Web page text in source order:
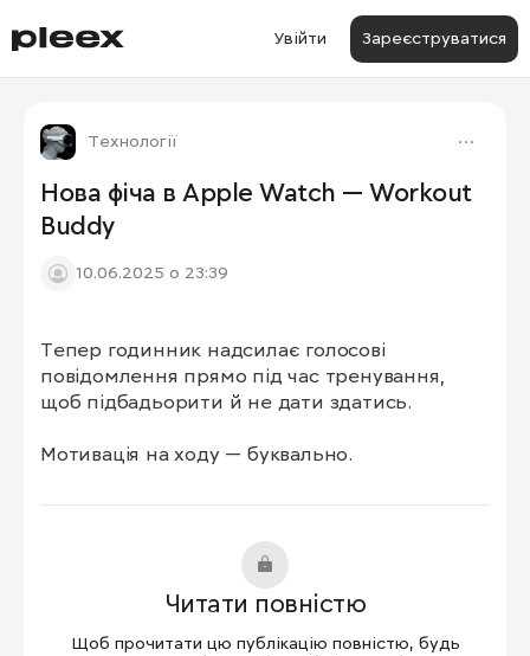
Увійти Зареєструватися
Технології
Нова фіча в Apple Watch — Workout
Buddy
10.06.2025 о 23:39
Тепер годинник надсилає голосові
повідомлення прямо під час тренування,
щоб підбадьорити й не дати здатись.
Мотивація на ходу — буквально.
Читати повністю
Щоб прочитати цю публікацію повністю, будь